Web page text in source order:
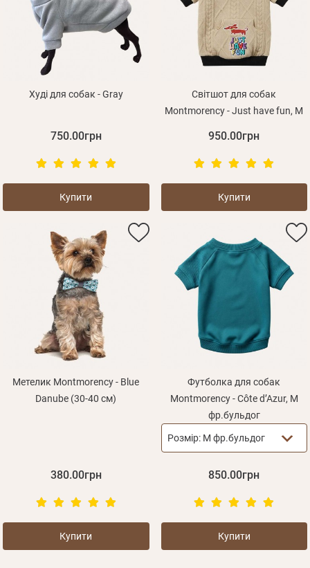
Худі для собак - Gray
750.00грн
Купити
Світшот для собак
Montmorency - Just have fun, M
950.00грн
Купити
Метелик Montmorency - Blue
Danube (30-40 см)
380.00грн
Купити
Футболка для собак
Montmorency - Côte d’Azur, M
фр.бульдог
Розмір: M фр.бульдог
850.00грн
Купити